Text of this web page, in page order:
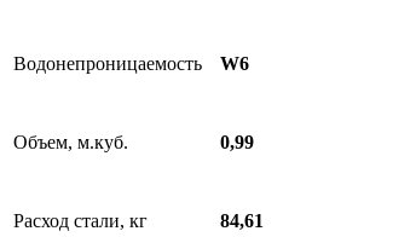
Водонепроницаемость W6
Объем, м.куб. 0,99
Расход стали, кг 84,61